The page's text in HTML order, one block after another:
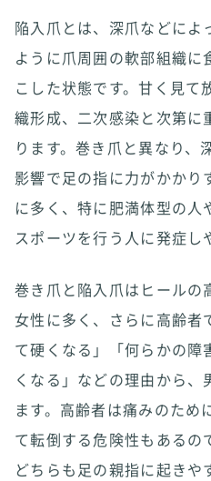
陥入爪とは、深爪などによ
ように爪周囲の軟部組織に
こした状態です。甘く見て
織形成、二次感染と次第に
ります。巻き爪と異なり、
影響で足の指に力がかかり
に多く、特に肥満体型の人
スポーツを行う人に発症し
巻き爪と陥入爪はヒールの
女性に多く、さらに高齢者
て硬くなる」「何らかの障
くなる」などの理由から、
ます。高齢者は痛みのため
て転倒する危険性もあるの
どちらも足の親指に起き